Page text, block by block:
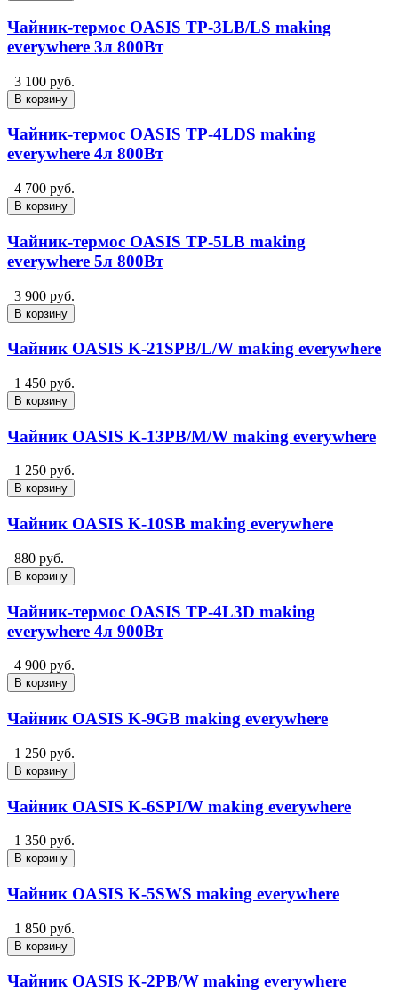
Чайник-термос OASIS TP-3LB/LS making
everywhere 3л 800Вт
3 100 руб.
В корзину
Чайник-термос OASIS TP-4LDS making
everywhere 4л 800Вт
4 700 руб.
В корзину
Чайник-термос OASIS TP-5LB making
everywhere 5л 800Вт
3 900 руб.
В корзину
Чайник OASIS K-21SPB/L/W making everywhere
1 450 руб.
В корзину
Чайник OASIS K-13PB/M/W making everywhere
1 250 руб.
В корзину
Чайник OASIS K-10SB making everywhere
880 руб.
В корзину
Чайник-термос OASIS TP-4L3D making
everywhere 4л 900Вт
4 900 руб.
В корзину
Чайник OASIS K-9GB making everywhere
1 250 руб.
В корзину
Чайник OASIS K-6SPI/W making everywhere
1 350 руб.
В корзину
Чайник OASIS K-5SWS making everywhere
1 850 руб.
В корзину
Чайник OASIS K-2PB/W making everywhere